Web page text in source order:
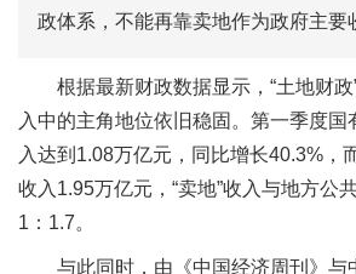
政体系，不能再靠卖地作为政府主要
根据最新财政数据显示，“土地财
入中的主角地位依旧稳固。第一季度国
入达到1.08万亿元，同比增长40.3%，
收入1.95万亿元，“卖地”收入与地方公
1：1.7。
与此同时，由《中国经济周刊》与